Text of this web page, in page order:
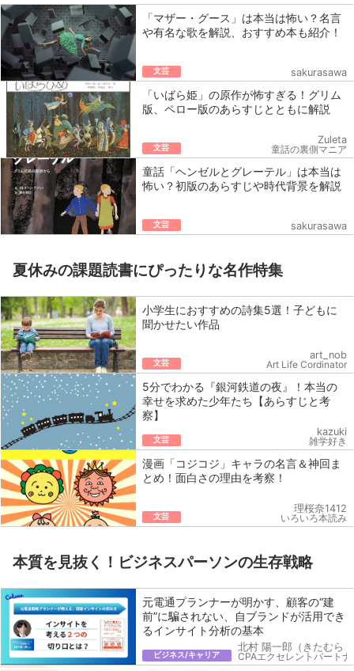
「マザー・グース」は本当は怖い？名言
や有名な歌を解説、おすすめ本も紹介！
文芸 sakurasawa
「いばら姫」の原作が怖すぎる！グリム
版、ペロー版のあらすじとともに解説
文芸
Zuleta
童話の裏側マニア
童話「ヘンゼルとグレーテル」は本当は
怖い？初版のあらすじや時代背景を解説
文芸 sakurasawa
夏休みの課題読書にぴったりな名作特集
小学生におすすめの詩集5選！子どもに
聞かせたい作品
文芸
art_nob
Art Life Cordinator
5分でわかる『銀河鉄道の夜』！本当の
幸せを求めた少年たち【あらすじと考
察】
文芸
kazuki
雑学好き
漫画「コジコジ」キャラの名言＆神回ま
とめ！面白さの理由を考察！
文芸
理桜奈1412
いろいろ本読み
本質を見抜く！ビジネスパーソンの生存戦略
元電通プランナーが明かす、顧客の“建
前”に騙されない、自ブランドが活用でき
るインサイト分析の基本
ビジネス/キャリア
北村 陽一郎（きたむら
CPAエクセレントパート